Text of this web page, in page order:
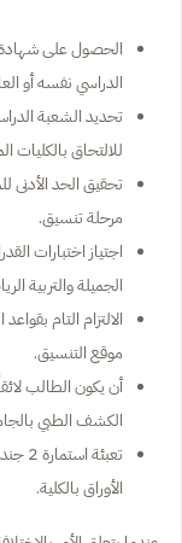
الحصول على شهادة
الدراسي نفسه أو
تحديد الشعبة
للالتحاق بالكليات
تحقيق الحد الأدنى
مرحلة تنسيق.
اجتياز اختبارات
الجميلة والتربية
الالتزام التام
موقع التنسيق.
أن يكون الطالب
الكشف الطبي
الأوراق بالكلية.